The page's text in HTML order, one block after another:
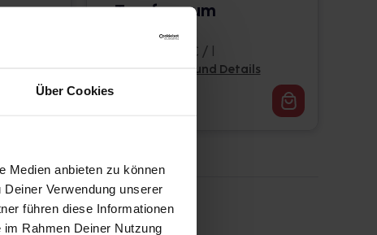
Über Cookies
Medien anbieten zu können
Verwendung unserer
führen diese Informationen
Rahmen Deiner Nutzung
a Tropfen zum
Einnehmen
30 ml • 825,33 € / l
Pflichtangaben und Details
24,76